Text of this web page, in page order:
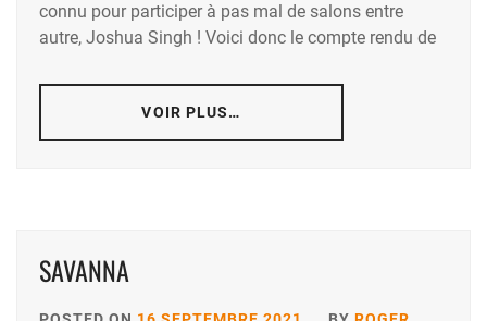
connu pour participer à pas mal de salons entre
autre, Joshua Singh ! Voici donc le compte rendu de
VOIR PLUS…
SAVANNA